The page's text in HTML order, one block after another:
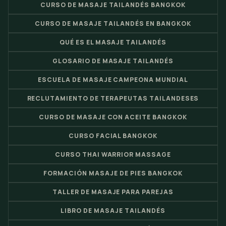
CURSO DE MASAJE TAILANDÉS BANGKOK
CURSO DE MASAJE TAILANDÉS EN BANGKOK
QUÉ ES EL MASAJE TAILANDÉS
GLOSARIO DE MASAJE TAILANDÉS
ESCUELA DE MASAJE CAMPEONA MUNDIAL
RECLUTAMIENTO DE TERAPEUTAS TAILANDESES
CURSO DE MASAJE CON ACEITE BANGKOK
CURSO FACIAL BANGKOK
CURSO THAI WARRIOR MASSAGE
FORMACIÓN MASAJE DE PIES BANGKOK
TALLER DE MASAJE PARA PAREJAS
LIBRO DE MASAJE TAILANDÉS